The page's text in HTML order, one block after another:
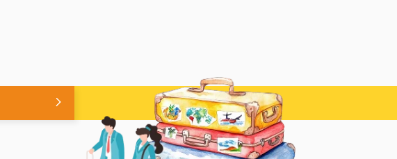
（多くの修理・付属パーツ）
ルイ・ヴィトン